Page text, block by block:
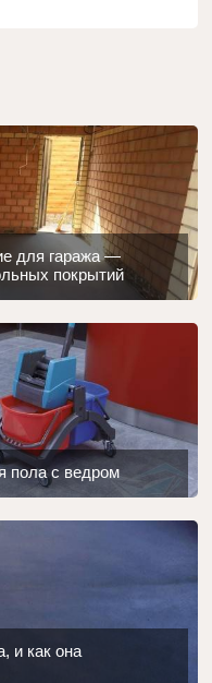
для гаража —
покрытий
пола с ведром
и как она